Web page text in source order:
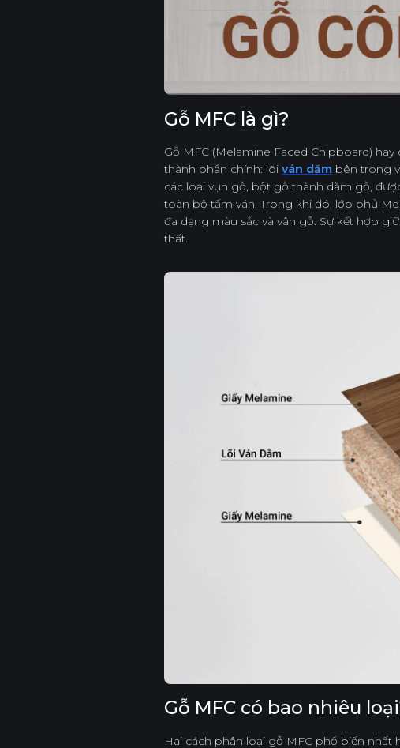
Gỗ MFC là gì?
Gỗ MFC (Melamine Faced Chipboard)
thành phần chính: lõiván dăm bên trong
các loại vụn gỗ, bột gỗ thành dăm gỗ,
toàn bộ tấm ván. Trong khi đó, lớp phủ
đa dạng màu sắc và vân gỗ. Sự kết hợp
thất.
Gỗ MFC có bao nhiêu
Hai cách phân loại gỗ MFC phổ biến